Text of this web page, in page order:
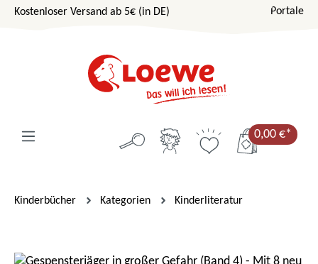
Zum Hauptinhalt springen
Kostenloser Versand ab 5€ (in DE) Portale
0,00 €*
Kinderbücher Kategorien Kinderliteratur
Bildergalerie überspringen